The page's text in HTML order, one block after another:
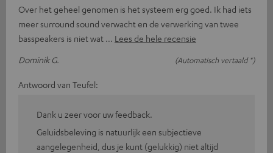
Over het geheel genomen is het systeem erg goed. Ik had iets
meer surround sound verwacht en de verwerking van twee
basspeakers is niet wat
Lees de hele recensie
Dominik G.
(Automatisch vertaald *)
Antwoord van Teufel:
Dank u zeer voor uw feedback.
Geluidsbeleving is natuurlijk een subjectieve
aangelegenheid, dus je kunt (gelukkig) niet altijd